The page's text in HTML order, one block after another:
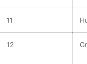
11
12